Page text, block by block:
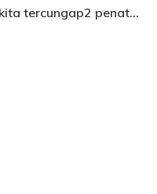
tercungap2 penat…